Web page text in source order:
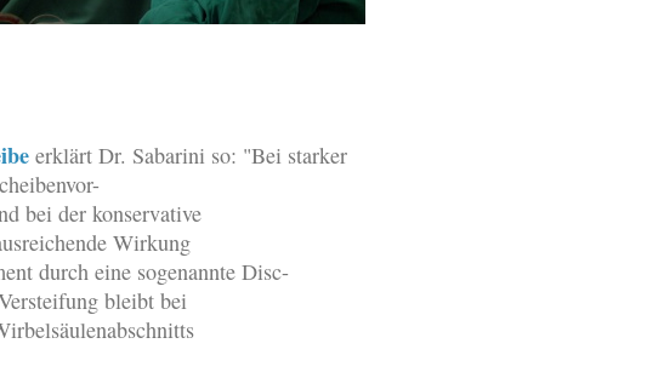
erklärt Dr. Sabarini so: "Bei starker
bei der konservative
Wirkung
durch eine sogenannte Disc-
bleibt bei